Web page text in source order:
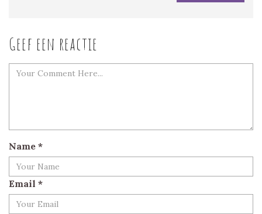
Geef een reactie
Name *
Email *